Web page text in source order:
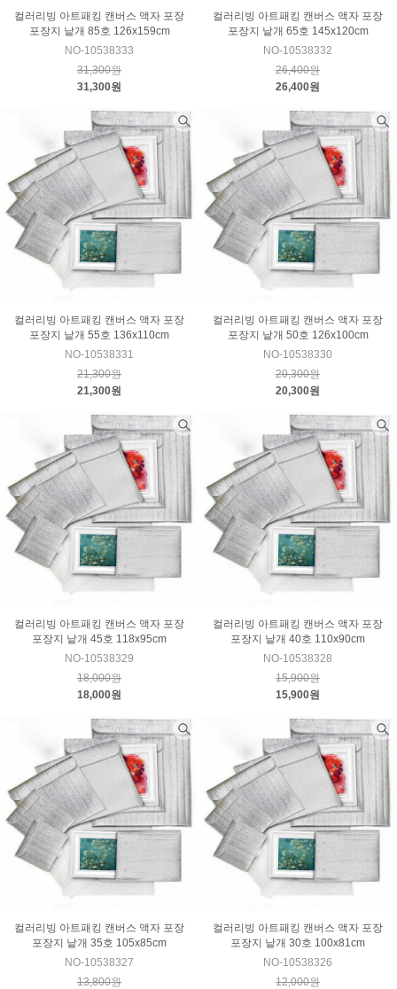
컬러리빙 아트패킹 캔버스 액자 포장
포장지 낱개 85호 126x159cm
NO-10538333
31,300원
31,300원
컬러리빙 아트패킹 캔버스 액자 포장
포장지 낱개 65호 145x120cm
NO-10538332
26,400원
26,400원
컬러리빙 아트패킹 캔버스 액자 포장
포장지 낱개 55호 136x110cm
NO-10538331
21,300원
21,300원
컬러리빙 아트패킹 캔버스 액자 포장
포장지 낱개 50호 126x100cm
NO-10538330
20,300원
20,300원
컬러리빙 아트패킹 캔버스 액자 포장
포장지 낱개 45호 118x95cm
NO-10538329
18,000원
18,000원
컬러리빙 아트패킹 캔버스 액자 포장
포장지 낱개 40호 110x90cm
NO-10538328
15,900원
15,900원
컬러리빙 아트패킹 캔버스 액자 포장
포장지 낱개 35호 105x85cm
NO-10538327
13,800원
컬러리빙 아트패킹 캔버스 액자 포장
포장지 낱개 30호 100x81cm
NO-10538326
12,000원